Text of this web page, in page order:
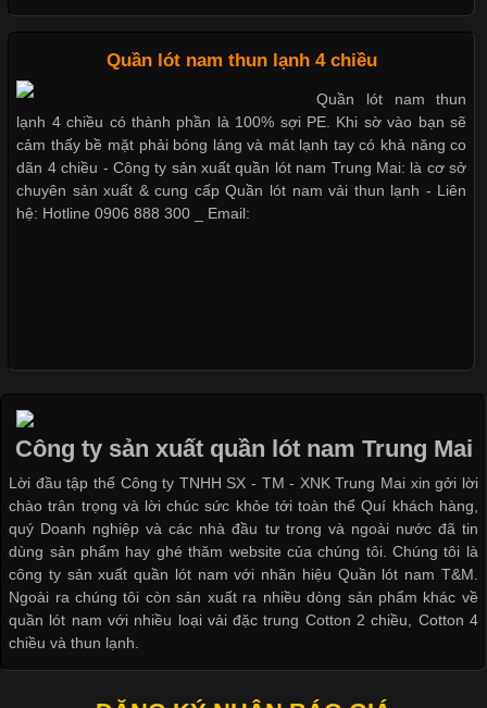
Cập nhật 2026-05-09 15:58:23
Các Form Áo Thun Phổ Biến Hiện Nay Và Xu Hướng Trong
Ngành May Mặc Áo thun là một trong những trang phục quen
thuộc và được sử dụng phổ biến nhất hiện nay. Không chỉ đa
dạng về màu sắc hay chất liệu, áo thun còn có nhiều form dáng
khác nhau để phù hợp với từng phong cách thời trang và nhu
cầu
Áo phông là một trong những trang phục phổ biến nhất trong
đời sống hiện đại nhờ sự tiện lợi, thoải mái và dễ phối đồ.
Không chỉ xuất hiện trong thời trang thường ngày, áo phông còn
được ứng dụng rộng rãi trong ngành sản xuất may mặc, đặc
biệt là các sản phẩm từ vải thun. Hiện nay,
Công Nghệ In Chuyển Nhiệt Trong Ngành Thời Trang Hiện
Quần lót nam thun lạnh 4 chiều
Quần lót nam thun
lạnh 4 chiều có thành phần là 100% sợi PE. Khi sờ vào bạn sẽ
cảm thấy bề mặt phải bóng láng và mát lạnh tay có khả năng co
dãn 4 chiều - Công ty sản xuất quần lót nam Trung Mai: là cơ sở
chuyên sản xuất & cung cấp Quần lót nam vải thun lạnh - Liên
hệ: Hotline 0906 888 300 _ Email:
Công ty sản xuất quần lót nam Trung Mai
Lời đầu tập thể Công ty TNHH SX - TM - XNK Trung Mai xin gởi lời
chào trân trọng và lời chúc sức khỏe tới toàn thể Quí khách hàng,
quý Doanh nghiệp và các nhà đầu tư trong và ngoài nước đã tin
dùng sản phẩm hay ghé thăm website của chúng tôi. Chúng tôi là
công ty sản xuất quần lót nam với nhãn hiệu Quần lót nam T&M.
Ngoài ra chúng tôi còn sản xuất ra nhiều dòng sản phẩm khác về
quần lót nam với nhiều loại vải đặc trung Cotton 2 chiều, Cotton 4
chiều và thun lạnh.